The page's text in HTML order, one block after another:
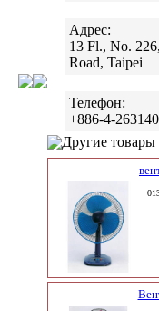
Адрес:
13 Fl., No.
Road, Taipei
Телефон:
+886-4-
Другие товары